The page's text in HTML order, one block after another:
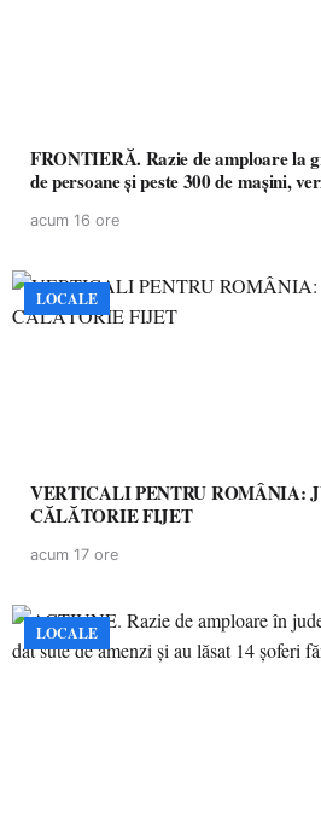
FRONTIERĂ. Razie de amploare la
de persoane și peste 300 de mașini,
acum 16 ore
LOCALE
VERTICALI PENTRU ROMÂNIA:
CĂLĂTORIE FIJET
acum 17 ore
LOCALE